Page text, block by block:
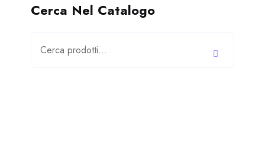
Cerca Nel Catalogo